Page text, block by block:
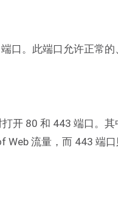
口。此端口允许正常的
开 80 和 443 端口。其
Web 流量，而 443 端